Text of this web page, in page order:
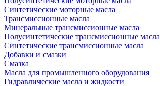
Синтетические моторные масла
Трансмиссионные масла
Минеральные трансмиссионные масла
Полусинтетические трансмиссионные масла
Синтетические трансмиссионные масла
Добавки и смазки
Смазка
Масла для промышленного оборудования
Гидравлические масла и жидкости